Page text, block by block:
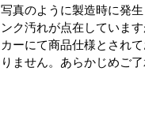
写真のように製造時に発
ンク汚れが点在していま
カーにて商品仕様とされ
りません。あらかじめご了